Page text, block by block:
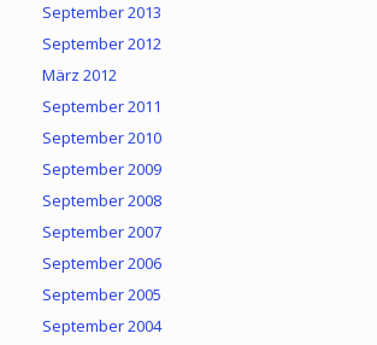
September 2013
September 2012
März 2012
September 2011
September 2010
September 2009
September 2008
September 2007
September 2006
September 2005
September 2004